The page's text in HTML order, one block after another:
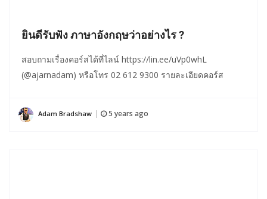
ยินดีรับฟัง ภาษาอังกฤษว่าอย่างไร ?
สอบถามเรื่องคอร์สได้ที่ไลน์ https://lin.ee/uVp0whL
(@ajarnadam) หรือโทร 02 612 9300 รายละเอียดคอร์ส
Adam Bradshaw 5 years ago